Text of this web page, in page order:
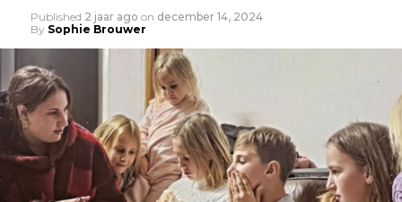
Published 2 jaar ago on december 14, 2024
By Sophie Brouwer